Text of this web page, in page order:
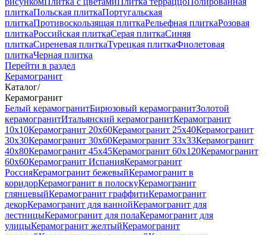
плиткаПольская плиткаПортугальская
плиткаПротивоскользящая плиткаРельефная плиткаРозовая
плиткаРоссийская плиткаСерая плиткаСиняя
плиткаСиреневая плиткаТурецкая плиткаФиолетовая
плиткаЧерная плитка
Перейти в раздел
Керамогранит
Каталог/
Керамогранит
Белый керамогранитБирюзовый керамогранитЗолотой
керамогранитИтальянский керамогранитКерамогранит
10x10Керамогранит 20x60Керамогранит 25x40Керамогранит
30x30Керамогранит 30x60Керамогранит 33x33Керамогранит
40x80Керамогранит 45x45Керамогранит 60x120Керамогранит
60x60Керамогранит ИспанияКерамогранит
РоссияКерамогранит бежевыйКерамогранит в
коридорКерамогранит в полоскуКерамогранит
глянцевыйКерамогранит граффитиКерамогранит
декорКерамогранит для ваннойКерамогранит для
лестницыКерамогранит для полаКерамогранит для
улицыКерамогранит желтыйКерамогранит